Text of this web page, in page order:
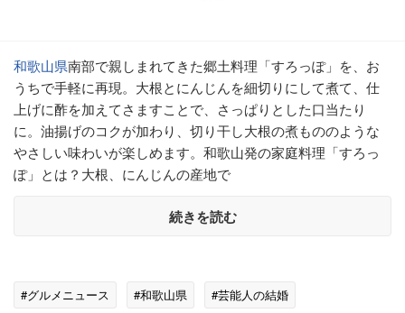
和歌山県南部で親しまれてきた郷土料理「すろっぽ」を、お
うちで手軽に再現。大根とにんじんを細切りにして煮て、仕
上げに酢を加えてさますことで、さっぱりとした口当たり
に。油揚げのコクが加わり、切り干し大根の煮もののような
やさしい味わいが楽しめます。和歌山発の家庭料理「すろっ
ぽ」とは？大根、にんじんの産地で
続きを読む
#グルメニュース #和歌山県 #芸能人の結婚